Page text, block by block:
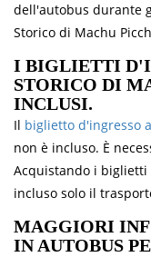
dell'autobus durante
Storico di Machu
I BIGLIETTI
STORICO DI
INCLUSI.
Il biglietto d'ingresso
non è incluso. È
Acquistando i biglietti
incluso solo il
MAGGIORI
IN AUTOBUS